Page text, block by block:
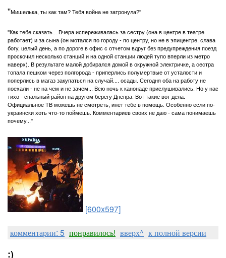
''Мишелька, ты как там? Тебя война не затронула?''
''Как тебе сказать... Вчера испереживалась за сестру (она в центре в театре
работает) и за сына (он мотался по городу - по центру, но не в эпицентре, слава
богу, целый день, а по дороге в офис с отчетом вдруг без предупреждения поезд
проскочил несколько станций и на одной станции людей тупо вперли из метро
наверх). В результате малой добирался домой в окружной электричке, а сестра
топала пешком через полгорода - приперлись полумертвые от усталости и
поперлись в магаз закупаться на случай.... осады. Сегодня оба на работу не
поехали - не на чем и не зачем... Всю ночь к канонаде прислушивались. Но у нас
тихо - спальный район на другом берегу Днепра. Вот такие вот дела.
Официальное ТВ можешь не смотреть, инет тебе в помощь. Особенно если по-
украински хоть что-то поймешь. Комментариев своих не даю - сама понимаешь
почему...''
[600x597]
комментарии: 5 понравилось! вверх^ к полной версии
:)